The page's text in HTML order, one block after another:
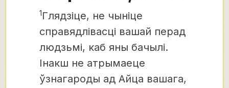
1Глядзіце, не чыніце
справядлівасці вашай перад
людзьмі, каб яны бачылі.
Інакш не атрымаеце
ўзнагароды ад Айца вашага,